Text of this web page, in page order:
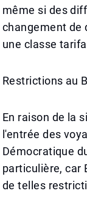
même si des
changement de
une classe
Restrictions au
En raison de la
l'entrée des
Démocratique
particulière, car
de telles